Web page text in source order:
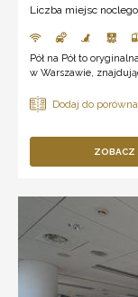
Liczba miejsc
Pół na Pół to
w Warszawie,
ZOBACZ